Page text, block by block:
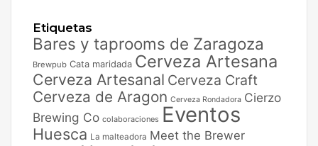
Etiquetas
Bares y taprooms de Zaragoza
Brewpub Cata maridada Cerveza Artesana
Cerveza Artesanal Cerveza Craft
Cerveza de Aragon Cerveza Rondadora Cierzo
Brewing Co colaboraciones Eventos
Huesca La malteadora Meet the Brewer